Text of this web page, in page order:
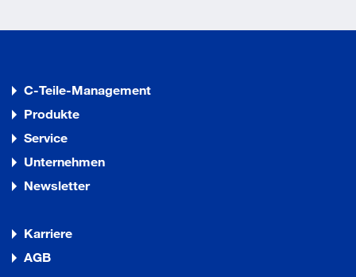
C-Teile-Management
Produkte
Service
Unternehmen
Newsletter
Karriere
AGB